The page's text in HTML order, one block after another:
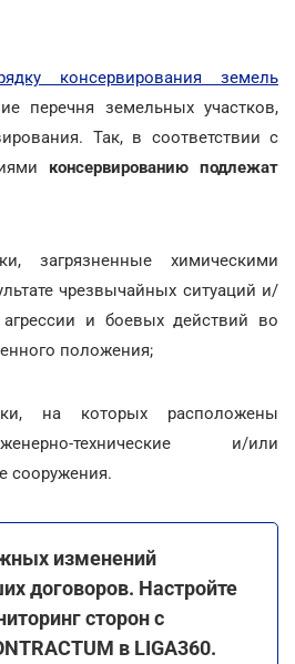
консервирования земель
перечня земельных участков,
Так, в соответствии с
консервированию подлежат
загрязненные химическими
чрезвычайных ситуаций и/
и боевых действий во
положения;
на которых расположены
технические и/или
сооружения.
изменений
договоров. Настройте
сторон с
в LIGA360.